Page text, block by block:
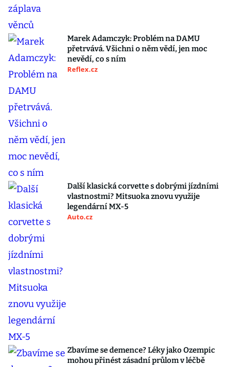
Marek Adamczyk: Problém na DAMU
přetrvává. Všichni o něm vědí, jen moc
nevědí, co s ním
Reflex.cz
Další klasická corvette s dobrými jízdními
vlastnostmi? Mitsuoka znovu využije
legendární MX-5
Auto.cz
Zbavíme se demence? Léky jako Ozempic
mohou přinést zásadní průlom v léčbě